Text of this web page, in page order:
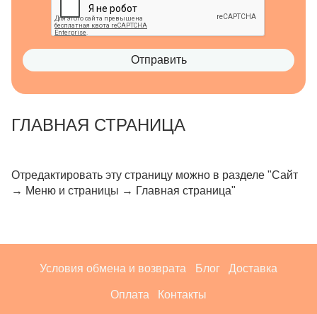
Отправить
ГЛАВНАЯ СТРАНИЦА
Отредактировать эту страницу можно в разделе "Сайт
→ Меню и страницы → Главная страница"
Условия обмена и возврата Блог Доставка
Оплата Контакты